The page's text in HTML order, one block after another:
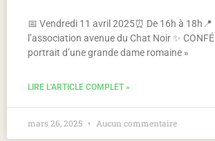
📅 Vendredi 11 avril 2025⏰ De 16h à 18h📍
l’association avenue du Chat Noir ✨
portrait d’une grande dame romaine »
LIRE L'ARTICLE COMPLET »
mars 26, 2025 Aucun commentaire